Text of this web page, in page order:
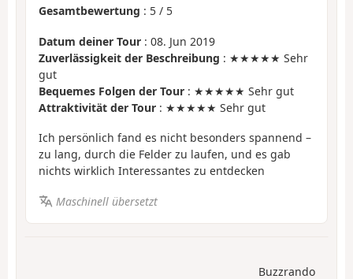
Gesamtbewertung : 5 / 5
Datum deiner Tour : 08. Jun 2019
Zuverlässigkeit der Beschreibung : ★★★★★ Sehr
gut
Bequemes Folgen der Tour : ★★★★★ Sehr gut
Attraktivität der Tour : ★★★★★ Sehr gut
Ich persönlich fand es nicht besonders spannend –
zu lang, durch die Felder zu laufen, und es gab
nichts wirklich Interessantes zu entdecken
Maschinell übersetzt
Buzzrando